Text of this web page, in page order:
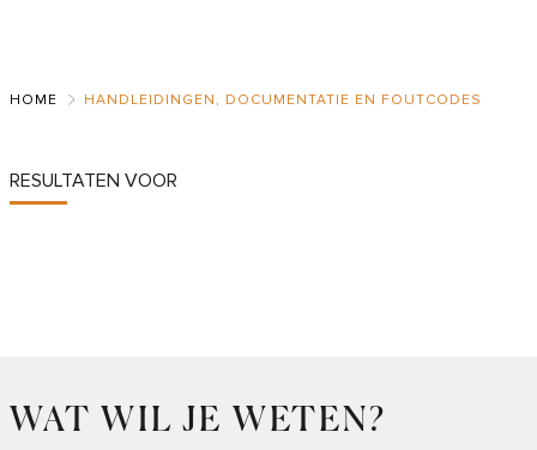
HOME HANDLEIDINGEN, DOCUMENTATIE EN FOUTCODES
RESULTATEN VOOR
WAT WIL JE WETEN?